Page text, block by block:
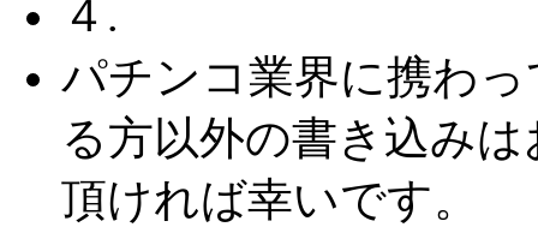
４.
パチンコ業界に携わっ
る方以外の書き込みは
頂ければ幸いです。